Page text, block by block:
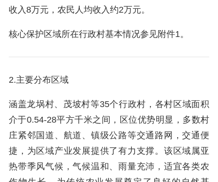
收入8万元，农民人均收入约2万元。
核心保护区域所在行政村基本情况参见附件1。
2.主要分布区域
涵盖龙埚村、茂坡村等35个行政村，各村区域面积
介于0.54-28平方千米之间，区位优势明显，多数村
庄紧邻国道、航道、镇级公路等交通路网，交通便
捷，为区域产业发展提供了有力支撑。该区域属亚
热带季风气候，气候温和、雨量充沛，适宜各类农